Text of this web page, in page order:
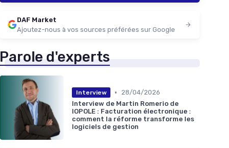
DAF Market
Ajoutez-nous à vos sources préférées sur Google
Parole d'experts
Interview •
28/04/2026
Interview de Martin Romerio de
IOPOLE : Facturation électronique :
comment la réforme transforme les
logiciels de gestion